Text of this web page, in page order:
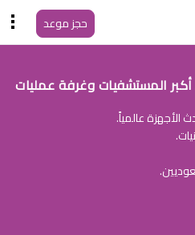
حجز موعد
المستشفيات وغرفة عمليات
الأجهزة عالمياً.